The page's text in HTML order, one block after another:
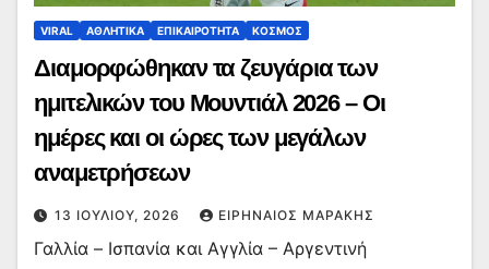
VIRAL ΑΘΛΗΤΙΚΑ ΕΠΙΚΑΙΡΟΤΗΤΑ ΚΟΣΜΟΣ
Διαμορφώθηκαν τα ζευγάρια των
ημιτελικών του Μουντιάλ 2026 – Οι
ημέρες και οι ώρες των μεγάλων
αναμετρήσεων
13 ΙΟΥΛΊΟΥ, 2026 ΕΙΡΗΝΑΊΟΣ ΜΑΡΆΚΗΣ
Γαλλία – Ισπανία και Αγγλία – Αργεντινή